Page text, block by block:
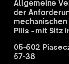
Allgemeine
der
mechanischen
Pilis - mit Sitz
05-502
57-38